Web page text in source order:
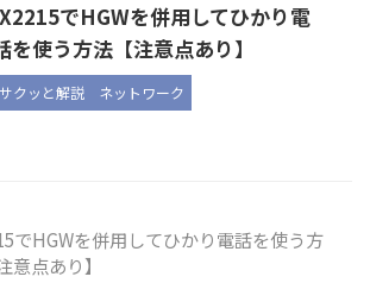
でHGWを併用してひかり電
を使う方法【注意点あり】
サクッと解説 ネットワーク
でHGWを併用してひかり電話を使う方
意点あり】